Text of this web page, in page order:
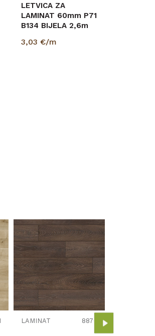
5953...
LETVICA ZA
LAMINAT 60mm P71
B134 BIJELA 2,6m
K338/5946/463/426/K395/5...
3,03 €/m
LAMINAT 8870